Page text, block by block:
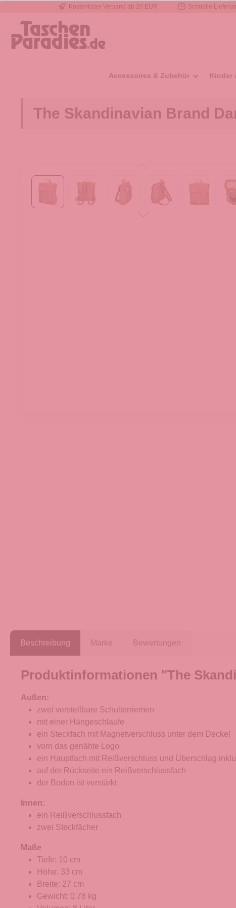
Zur Hauptnavigation springen
Kostenloser Versand ab 20 EUR Schnelle
Accessoires & Zubehör Kinder
The Skandinavian Brand
Beschreibung Marke Bewertungen
Produktinformationen "The
Außen:
zwei verstellbare Schulterriemen
mit einer Hängeschlaufe
ein Steckfach mit Magnetverschluss unter dem Deckel
vorn das genähte Logo
ein Hauptfach mit Reißverschluss und Überschlag
auf der Rückseite ein Reißverschlussfach
der Boden ist verstärkt
Innen:
ein Reißverschlussfach
zwei Steckfächer
Maße
Tiefe: 10 cm
Höhe: 33 cm
Breite: 27 cm
Gewicht: 0.78 kg